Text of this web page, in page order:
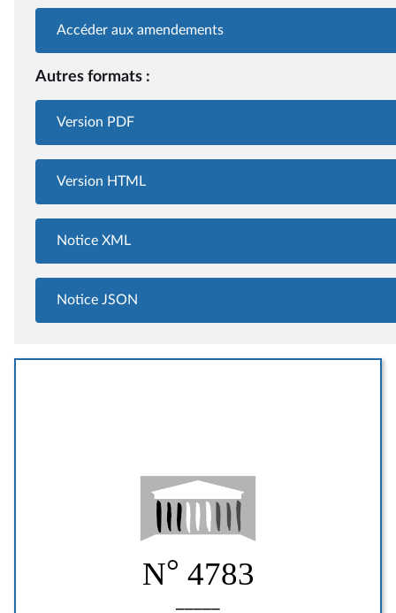
Accéder aux amendements
Autres formats :
Version PDF
Version HTML
Notice XML
Notice JSON